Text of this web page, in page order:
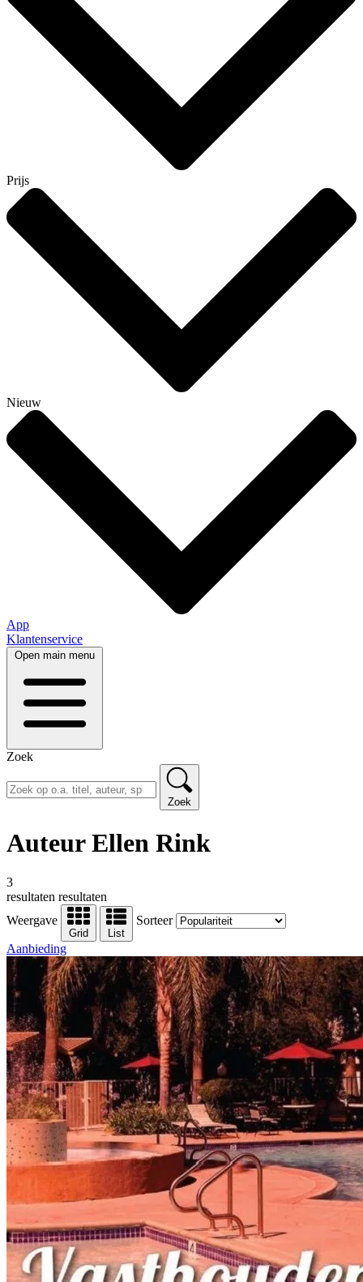
Prijs
Nieuw
App
Klantenservice
Open main menu
Zoek
Zoek
Auteur Ellen Rink
3
resultaten resultaten
Weergave
Grid List
Sorteer
Aanbieding